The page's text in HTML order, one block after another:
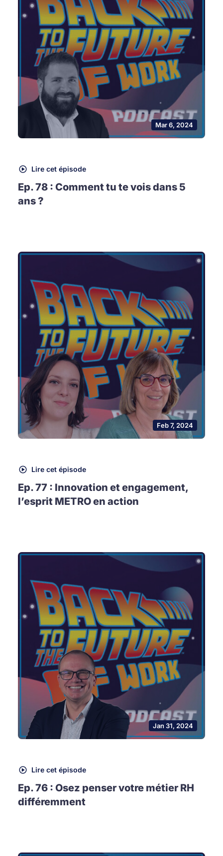
Mar 6, 2024
Lire cet épisode
Ep. 78 : Comment tu te vois dans 5
ans ?
Feb 7, 2024
Lire cet épisode
Ep. 77 : Innovation et engagement,
l’esprit METRO en action
Jan 31, 2024
Lire cet épisode
Ep. 76 : Osez penser votre métier RH
différemment